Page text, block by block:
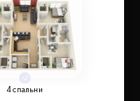
4 спальни